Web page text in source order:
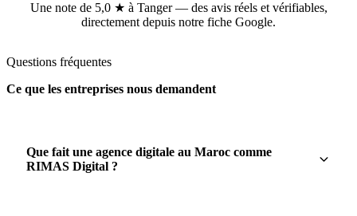
Une note de 5,0 ★ à Tanger — des avis réels et vérifiables,
directement depuis notre fiche Google.
Questions fréquentes
Ce que les entreprises nous demandent
Que fait une agence digitale au Maroc comme
RIMAS Digital ?